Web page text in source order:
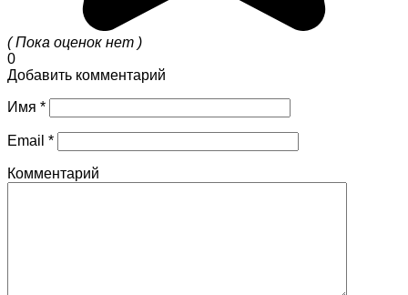
( Пока оценок нет )
0
Добавить комментарий
Имя *
Email *
Комментарий